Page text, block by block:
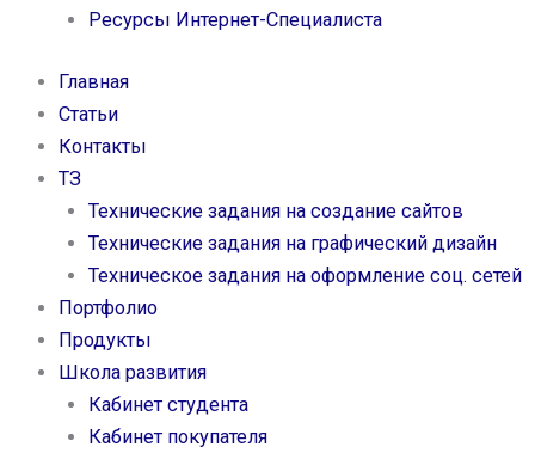
Ресурсы Интернет-Специалиста
Главная
Статьи
Контакты
ТЗ
Технические задания на создание сайтов
Технические задания на графический дизайн
Техническое задания на оформление соц. сетей
Портфолио
Продукты
Школа развития
Кабинет студента
Кабинет покупателя